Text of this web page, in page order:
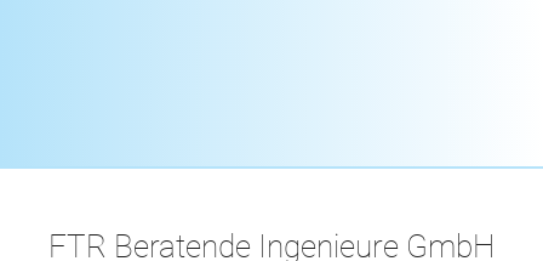
FTR Beratende Ingenieure GmbH